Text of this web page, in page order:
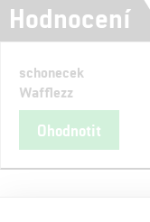
Hodnocení
schonecek
Wafflezz
Ohodnotit